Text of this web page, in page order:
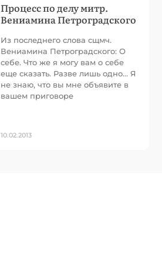
Процесс по делу митр.
Вениамина Петроградского
Из последнего слова сщмч.
Вениамина Петроградского: О
себе. Что же я могу вам о себе
еще сказать. Разве лишь одно… Я
не знаю, что вы мне объявите в
вашем приговоре
10.02.2013